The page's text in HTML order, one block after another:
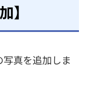
】
真を追加しま